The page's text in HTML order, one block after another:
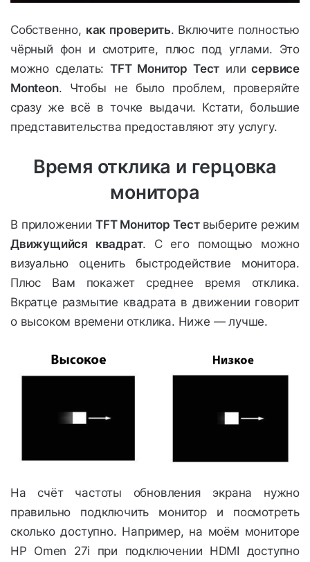
Собственно, как проверить. Включите полностью
чёрный фон и смотрите, плюс под углами. Это
можно сделать:TFT Монитор Тест или сервисе
Monteon. Чтобы не было проблем, проверяйте
сразу же всё в точке выдачи. Кстати, большие
представительства предоставляют эту услугу.
Время отклика и герцовка
монитора
В приложении TFT Монитор Тест выберите режим
Движущийся квадрат. С его помощью можно
визуально оценить быстродействие монитора.
Плюс Вам покажет среднее время отклика.
Вкратце размытие квадрата в движении говорит
о высоком времени отклика. Ниже — лучше.
На счёт частоты обновления экрана нужно
правильно подключить монитор и посмотреть
сколько доступно. Например, на моём мониторе
HP Omen 27i при подключении HDMI доступно